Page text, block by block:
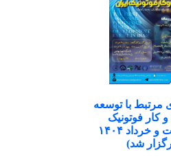
مرتبط با توسعه
فوتونیک
۱۴۰۴
شد)